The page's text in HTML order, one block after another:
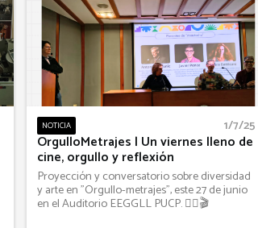
NOTICIA 1/7/25
OrgulloMetrajes | Un viernes lleno de
cine, orgullo y reflexión
Proyección y conversatorio sobre diversidad
y arte en "Orgullo-metrajes", este 27 de junio
en el Auditorio EEGGLL PUCP. 🏳️‍🌈🎬